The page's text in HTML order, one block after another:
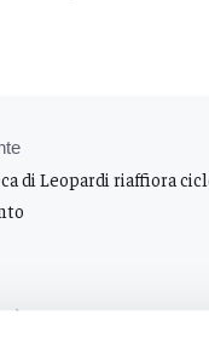
di Leopardi riaffiora
si ribalta in via